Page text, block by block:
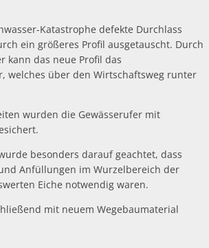
Katastrophe defekte Durchlass
ein größeres Profil ausgetauscht. Durch
kann das neue Profil das
welches über den Wirtschaftsweg runter
wurden die Gewässerufer mit
besonders darauf geachtet, dass
Anfüllungen im Wurzelbereich der
Eiche notwendig waren.
mit neuem Wegebaumaterial